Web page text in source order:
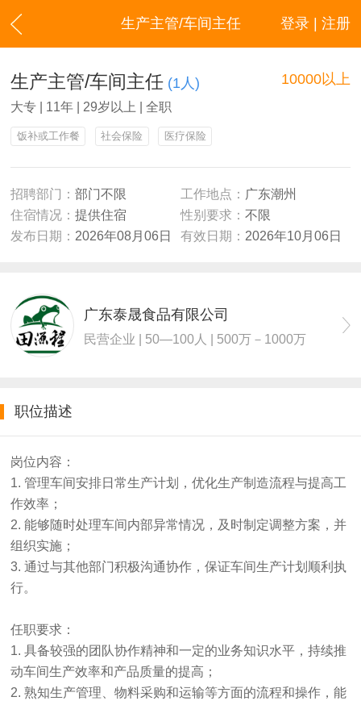
登录 | 注册
生产主管/车间主任
生产主管/车间主任 (1人) 10000以上
大专 | 11年 | 29岁以上 | 全职
饭补或工作餐 社会保险 医疗保险
招聘部门： 部门不限 工作地点： 广东潮州
住宿情况： 提供住宿 性别要求： 不限
发布日期： 2026年08月06日 有效日期： 2026年10月06日
广东泰晟食品有限公司
民营企业 | 50—100人 | 500万－1000万
职位描述
岗位内容：
1. 管理车间安排日常生产计划，优化生产制造流程与提高工
作效率；
2. 能够随时处理车间内部异常情况，及时制定调整方案，并
组织实施；
3. 通过与其他部门积极沟通协作，保证车间生产计划顺利执
行。
任职要求：
1. 具备较强的团队协作精神和一定的业务知识水平，持续推
动车间生产效率和产品质量的提高；
2. 熟知生产管理、物料采购和运输等方面的流程和操作，能